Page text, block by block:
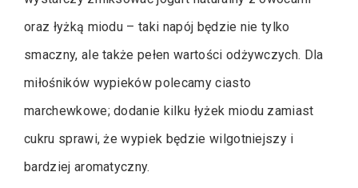
oraz łyżką miodu – taki napój będzie nie tylko
smaczny, ale także pełen wartości odżywczych. Dla
miłośników wypieków polecamy ciasto
marchewkowe; dodanie kilku łyżek miodu zamiast
cukru sprawi, że wypiek będzie wilgotniejszy i
bardziej aromatyczny.